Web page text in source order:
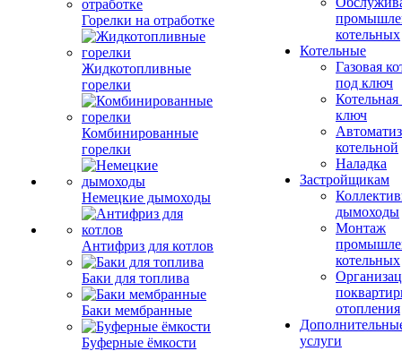
Горелки на отработке
Жидкотопливные
горелки
Комбинированные
горелки
Немецкие дымоходы
Антифриз для котлов
Баки для топлива
Баки мембранные
Буферные ёмкости
котельных
Котельные
Газовая
под ключ
ключ
котельной
Наладка
Застройщикам
дымоходы
Монтаж
котельных
отопления
услуги